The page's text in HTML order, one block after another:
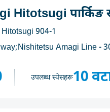
Hitotsugi पार्किङ
904-1
Amagi Line -
उपलब्ध स्पेसहरू10